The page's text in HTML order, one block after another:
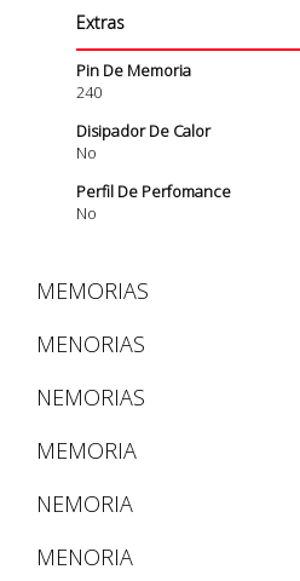
Extras
Pin De Memoria
240
Disipador De Calor
No
Perfil De Perfomance
No
MEMORIAS
MENORIAS
NEMORIAS
MEMORIA
NEMORIA
MENORIA